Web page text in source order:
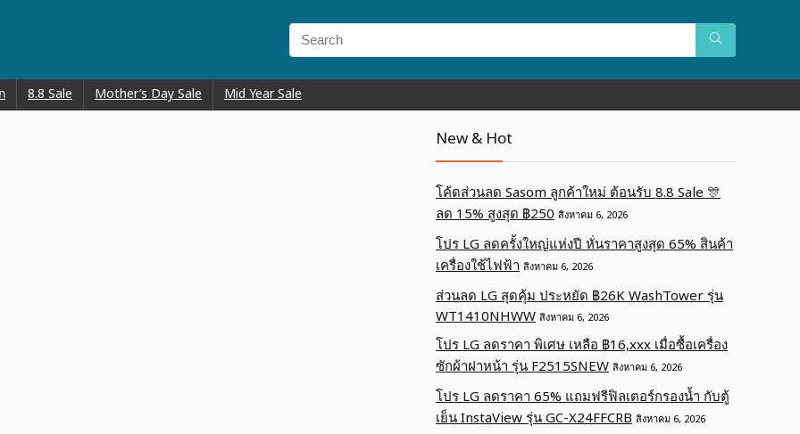
8.8 Sale Mother’s Day Sale Mid Year Sale
New & Hot
โค้ดส่วนลด Sasom ลูกค้าใหม่ ต้อนรับ 8.8 Sale 🎊
ลด 15% สูงสุด ฿250 สิงหาคม 6, 2026
โปร LG ลดครั้งใหญ่แห่งปี หั่นราคาสูงสุด 65% สินค้า
เครื่องใช้ไฟฟ้า สิงหาคม 6, 2026
ส่วนลด LG สุดคุ้ม ประหยัด ฿26K WashTower รุ่น
WT1410NHWW สิงหาคม 6, 2026
โปร LG ลดราคา พิเศษ เหลือ ฿16,xxx เมื่อซื้อเครื่อง
ซักผ้าฝาหน้า รุ่น F2515SNEW สิงหาคม 6, 2026
โปร LG ลดราคา 65% แถมฟรีฟิลเตอร์กรองน้ำ กับตู้
เย็น InstaView รุ่น GC-X24FFCRB สิงหาคม 6, 2026